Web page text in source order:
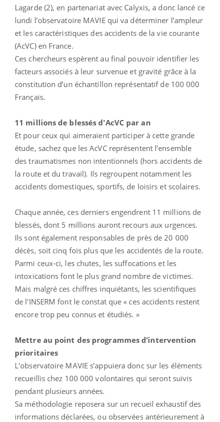
Lagarde (2), en partenariat avec Calyxis, a donc lancé ce
lundi l’observatoire MAVIE qui va déterminer l’ampleur
et les caractéristiques des accidents de la vie courante
(AcVC) en France.
Ces chercheurs espèrent au final pouvoir identifier les
facteurs associés à leur survenue et gravité grâce à la
constitution d’un échantillon représentatif de 100 000
Français.
11 millions de blessés d'AcVC par an
Et pour ceux qui aimeraient participer à cette grande
étude, sachez que les AcVC représentent l’ensemble
des traumatismes non intentionnels (hors accidents de
la route et du travail). Ils regroupent notamment les
accidents domestiques, sportifs, de loisirs et scolaires.
Chaque année, ces derniers engendrent 11 millions de
blessés, dont 5 millions auront recours aux urgences.
Ils sont également responsables de près de 20 000
décès, soit cinq fois plus que les accidentés de la route.
Parmi ceux-ci, les chutes, les suffocations et les
intoxications font le plus grand nombre de victimes.
Mais malgré ces chiffres inquiétants, les scientifiques
de l'INSERM font le constat que « ces accidents restent
encore trop peu connus et étudiés. »
Mettre au point des programmes d’intervention
prioritaires
L’observatoire MAVIE s’appuiera donc sur les éléments
recueillis chez 100 000 volontaires qui seront suivis
pendant plusieurs années.
Sa méthodologie reposera sur un recueil exhaustif des
informations déclarées, ou observées antérieurement à